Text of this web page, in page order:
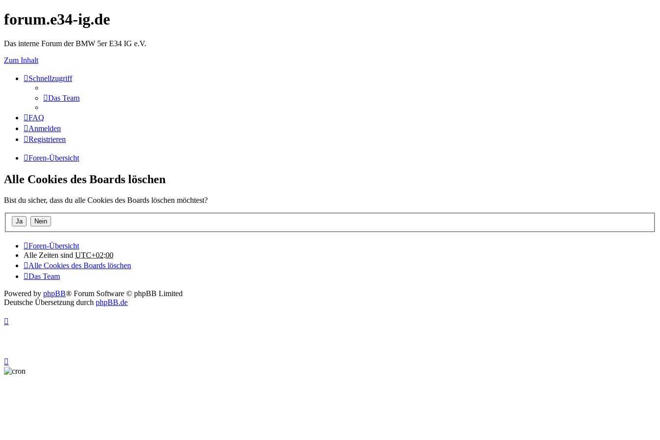
forum.e34-ig.de
Das interne Forum der BMW 5er E34 IG e.V.
Zum Inhalt
Schnellzugriff
Das Team
FAQ
Anmelden
Registrieren
Foren-Übersicht
Alle Cookies des Boards löschen
Bist du sicher, dass du alle Cookies des Boards löschen möchtest?
Foren-Übersicht
Alle Zeiten sind UTC+02:00
Alle Cookies des Boards löschen
Das Team
Powered by phpBB® Forum Software © phpBB Limited
Deutsche Übersetzung durch phpBB.de